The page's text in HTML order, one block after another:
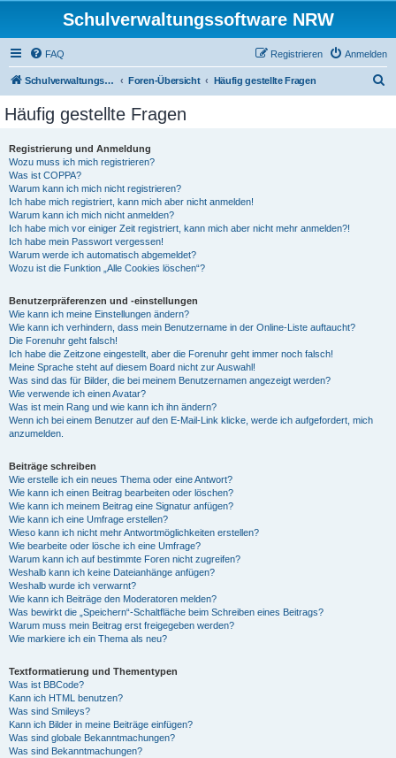
Schulverwaltungssoftware NRW
FAQ Anmelden
Registrieren
Schulverwaltungssoftware NRW Foren-Übersicht Häufig gestellte Fragen
Häufig gestellte Fragen
Registrierung und Anmeldung
Wozu muss ich mich registrieren?
Was ist COPPA?
Warum kann ich mich nicht registrieren?
Ich habe mich registriert, kann mich aber nicht anmelden!
Warum kann ich mich nicht anmelden?
Ich habe mich vor einiger Zeit registriert, kann mich aber nicht mehr anmelden?!
Ich habe mein Passwort vergessen!
Warum werde ich automatisch abgemeldet?
Wozu ist die Funktion „Alle Cookies löschen“?
Benutzerpräferenzen und -einstellungen
Wie kann ich meine Einstellungen ändern?
Wie kann ich verhindern, dass mein Benutzername in der Online-Liste auftaucht?
Die Forenuhr geht falsch!
Ich habe die Zeitzone eingestellt, aber die Forenuhr geht immer noch falsch!
Meine Sprache steht auf diesem Board nicht zur Auswahl!
Was sind das für Bilder, die bei meinem Benutzernamen angezeigt werden?
Wie verwende ich einen Avatar?
Was ist mein Rang und wie kann ich ihn ändern?
Wenn ich bei einem Benutzer auf den E-Mail-Link klicke, werde ich aufgefordert, mich
anzumelden.
Beiträge schreiben
Wie erstelle ich ein neues Thema oder eine Antwort?
Wie kann ich einen Beitrag bearbeiten oder löschen?
Wie kann ich meinem Beitrag eine Signatur anfügen?
Wie kann ich eine Umfrage erstellen?
Wieso kann ich nicht mehr Antwortmöglichkeiten erstellen?
Wie bearbeite oder lösche ich eine Umfrage?
Warum kann ich auf bestimmte Foren nicht zugreifen?
Weshalb kann ich keine Dateianhänge anfügen?
Weshalb wurde ich verwarnt?
Wie kann ich Beiträge den Moderatoren melden?
Was bewirkt die „Speichern“-Schaltfläche beim Schreiben eines Beitrags?
Warum muss mein Beitrag erst freigegeben werden?
Wie markiere ich ein Thema als neu?
Textformatierung und Thementypen
Was ist BBCode?
Kann ich HTML benutzen?
Was sind Smileys?
Kann ich Bilder in meine Beiträge einfügen?
Was sind globale Bekanntmachungen?
Was sind Bekanntmachungen?